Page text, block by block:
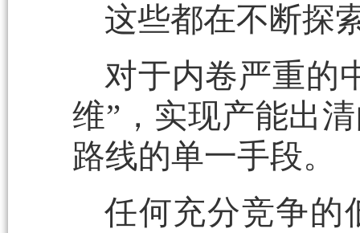
这些都在不断探
对于内卷严重的
维”，实现产能出
路线的单一手段。
任何充分竞争的